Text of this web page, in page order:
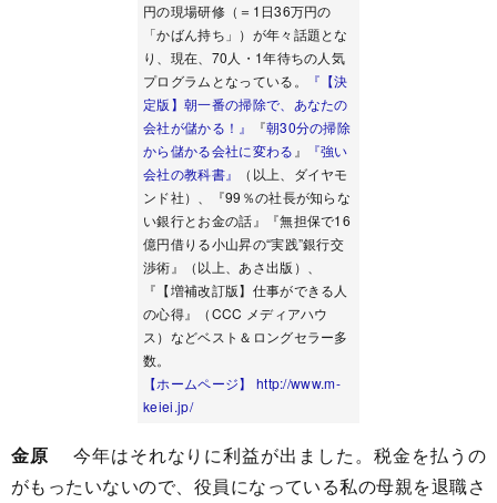
円の現場研修（＝1日36万円の
「かばん持ち」）が年々話題とな
り、現在、70人・1年待ちの人気
プログラムとなっている。
『【決
定版】朝一番の掃除で、あなたの
会社が儲かる！』
『朝30分の掃除
から儲かる会社に変わる 』
『強い
会社の教科書』
（以上、ダイヤモ
ンド社）、『99％の社長が知らな
い銀行とお金の話』『無担保で16
億円借りる小山昇の“実践”銀行交
渉術』（以上、あさ出版）、
『【増補改訂版】仕事ができる人
の心得』（CCC メディアハウ
ス）などベスト＆ロングセラー多
数。
【ホームページ】 http://www.m-
keiei.jp/
金原 今年はそれなりに利益が出ました。税金を払うの
がもったいないので、役員になっている私の母親を退職さ